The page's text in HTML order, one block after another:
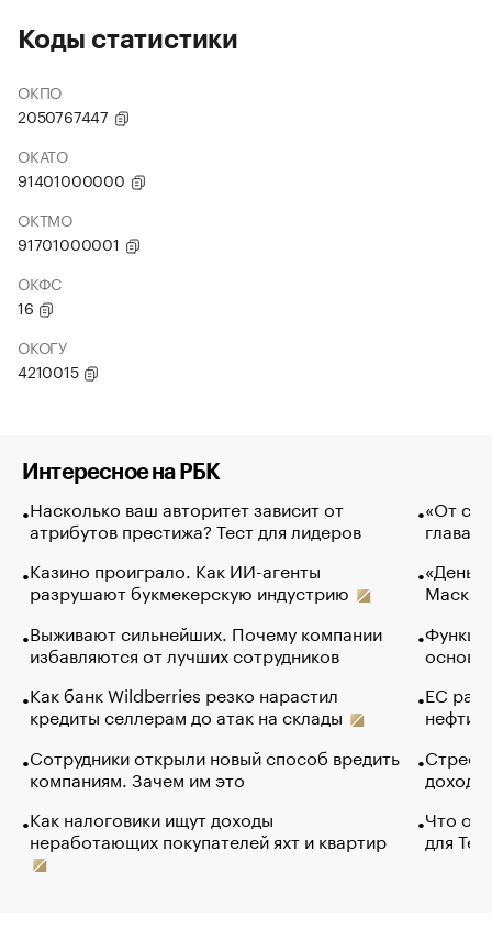
Коды статистики
ОКПО
2050767447
ОКАТО
91401000000
ОКТМО
91701000001
ОКФС
16
ОКОГУ
4210015
Интересное на РБК
Насколько ваш авторитет зависит от
атрибутов престижа? Тест для лидеров
Казино проиграло. Как ИИ-агенты
разрушают букмекерскую индустрию
Выживают сильнейших. Почему компании
избавляются от лучших сотрудников
Как банк Wildberries резко нарастил
кредиты селлерам до атак на склады
Сотрудники открыли новый способ вредить
компаниям. Зачем им это
Как налоговики ищут доходы
неработающих покупателей яхт и квартир
«От
глава
Маск в
основ
ЕС
нефти
Что
для